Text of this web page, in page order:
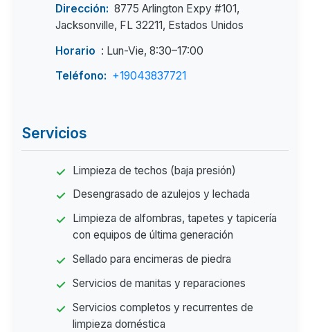
Dirección: 8775 Arlington Expy #101,
Jacksonville, FL 32211, Estados Unidos
Horario : Lun-Vie, 8:30–17:00
Teléfono: +19043837721
Servicios
Limpieza de techos (baja presión)
Desengrasado de azulejos y lechada
Limpieza de alfombras, tapetes y tapicería
con equipos de última generación
Sellado para encimeras de piedra
Servicios de manitas y reparaciones
Servicios completos y recurrentes de
limpieza doméstica